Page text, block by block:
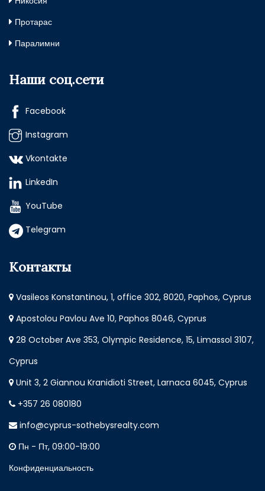
Протарас
Паралимни
Наши соц.сети
Facebook
Instagram
Vkontakte
LinkedIn
YouTube
Telegram
Контакты
Vasileos Konstantinou, 1, office 302, 8020, Paphos, Cyprus
Apostolou Pavlou Ave 10, Paphos 8046, Cyprus
28 October Ave 353, Olympic Residence, 15, Limassol 3107,
Cyprus
Unit 3, 2 Giannou Kranidioti Street, Larnaca 6045, Cyprus
+357 26 080180
info@cyprus-sothebysrealty.com
Пн - Пт, 09:00-19:00
Конфиденциальность